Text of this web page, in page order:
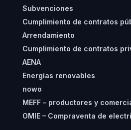
Subvenciones
Cumplimiento de contratos
Arrendamiento
Cumplimiento de contratos
AENA
Energías renovables
nowo
MEFF – productores y
OMIE – Compraventa de